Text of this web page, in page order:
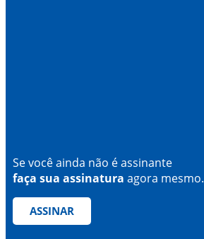
Se você ainda não é assinante
faça sua assinatura agora mesmo.
ASSINAR